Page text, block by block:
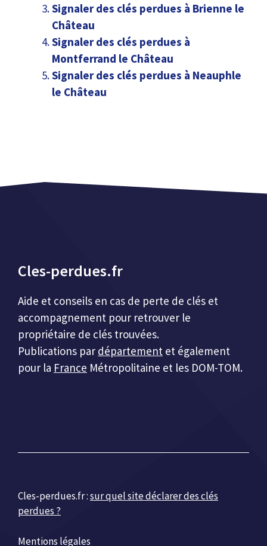
Signaler des clés perdues à Brienne le
Château
Signaler des clés perdues à
Montferrand le Château
Signaler des clés perdues à Neauphle
le Château
Cles-perdues.fr
Aide et conseils en cas de perte de clés et
accompagnement pour retrouver le
propriétaire de clés trouvées.
Publications par département et également
pour la France Métropolitaine et les DOM-TOM.
Cles-perdues.fr :sur quel site déclarer des clés
perdues ?
Mentions légales